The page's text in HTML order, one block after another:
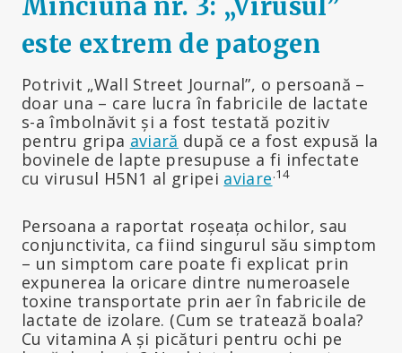
este extrem de patogen
Potrivit „Wall Street Journal”, o persoană –
doar una – care lucra în fabricile de lactate
s-a îmbolnăvit și a fost testată pozitiv
pentru gripa aviară după ce a fost expusă la
bovinele de lapte presupuse a fi infectate
cu virusul H5N1 al gripei aviare.14
Persoana a raportat roșeața ochilor, sau
conjunctivita, ca fiind singurul său simptom
– un simptom care poate fi explicat prin
expunerea la oricare dintre numeroasele
toxine transportate prin aer în fabricile de
lactate de izolare. (Cum se tratează boala?
Cu vitamina A și picături pentru ochi pe